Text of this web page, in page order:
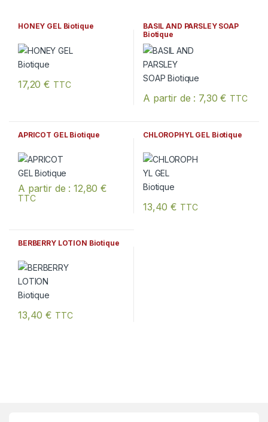
HONEY GEL Biotique
17,20€ TTC
BASIL AND PARSLEY SOAP
Biotique
A partir de : 7,30€ TTC
APRICOT GEL Biotique
A partir de :12,80€
TTC
Ce produit a plusieurs variations. Les options peuvent être
CHLOROPHYL GEL Biotique
13,40€ TTC
BERBERRY LOTION Biotique
13,40€ TTC